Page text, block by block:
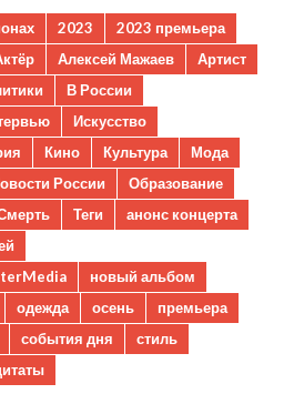
2023
2023 премьера
Алексей Мажаев
Артист
В России
Искусство
Кино Культура
Мода
России
Образование
Теги
анонс концерта
новый альбом
одежда осень
премьера
события дня
стиль